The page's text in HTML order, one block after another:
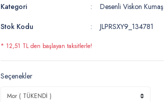
Kategori
Desenli Viskon Kumaş
Stok Kodu
JLPRSXY9_134781
* 12,51 TL den başlayan taksitlerle!
Seçenekler